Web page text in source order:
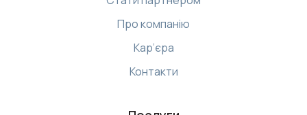
Про компанію
Кар’єра
Контакти